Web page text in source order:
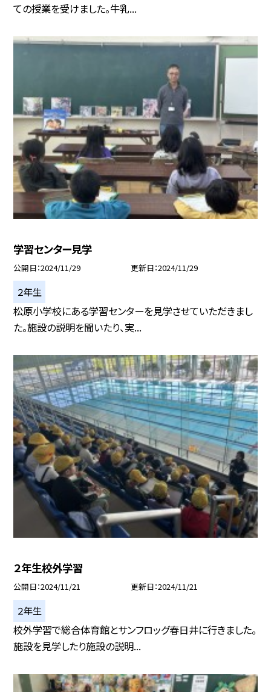
ての授業を受けました。牛乳...
学習センター見学
公開日 2024/11/29 更新日 2024/11/29
２年生
松原小学校にある学習センターを見学させていただきまし
た。施設の説明を聞いたり、実...
２年生校外学習
公開日 2024/11/21 更新日 2024/11/21
２年生
校外学習で総合体育館とサンフロッグ春日井に行きました。
施設を見学したり施設の説明...